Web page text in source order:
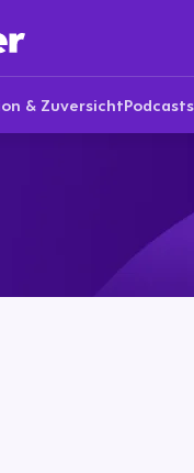
& ZuversichtPodcasts